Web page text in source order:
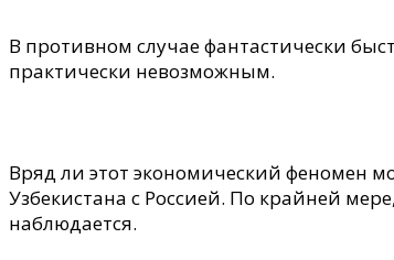
В противном случае фантастически
практически невозможным.
Вряд ли этот экономический феномен
Узбекистана с Россией. По крайней
наблюдается.